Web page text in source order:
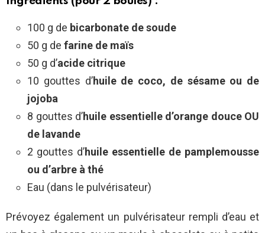
100 g de bicarbonate de soude
50 g de farine de maïs
50 g d’acide citrique
10 gouttes d’huile de coco, de sésame ou de
jojoba
8 gouttes d’huile essentielle d’orange douce OU
de lavande
2 gouttes d’huile essentielle de pamplemousse
ou d’arbre à thé
Eau (dans le pulvérisateur)
Prévoyez également un pulvérisateur rempli d’eau et